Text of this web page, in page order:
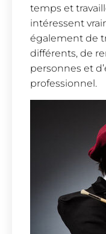
temps et
intéressent
également de
différents, de
personnes et
professionnel.